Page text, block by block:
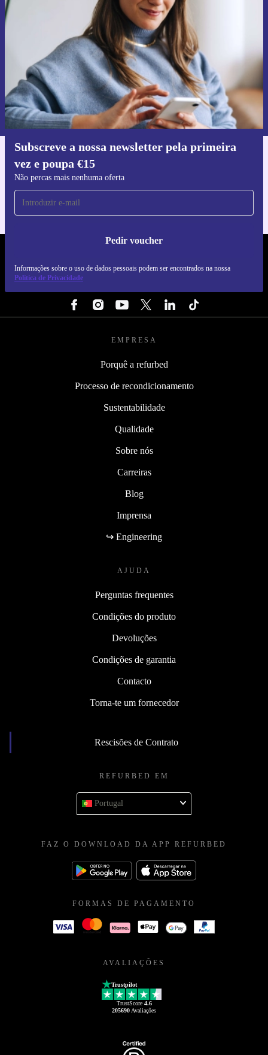
Subscreve a nossa newsletter pela primeira
vez e poupa €15
Não percas mais nenhuma oferta
Pedir voucher
Informações sobre o uso de dados pessoais podem ser encontrados na nossa
Política de Privacidade
primeira vez e poupa 15€!
Não percas mais nenhuma oferta.
Pedir voucher
Informações sobre o uso de dados pessoais podem ser encontrados na
nossaPolítica de Privacidade
Faz o download da app refurbed
Para iOS e Android
EMPRESA
Porquê a refurbed
Processo de recondicionamento
Sustentabilidade
Qualidade
Sobre nós
Carreiras
Blog
Imprensa
↪ Engineering
AJUDA
Perguntas frequentes
Condições do produto
Devoluções
Condições de garantia
Contacto
Torna-te um fornecedor
Rescisões de Contrato
REFURBED EM
Portugal
FAZ O DOWNLOAD DA APP REFURBED
FORMAS DE PAGAMENTO
AVALIAÇÕES
Trustpilot
TrustScore 4.6
205690 Avaliações